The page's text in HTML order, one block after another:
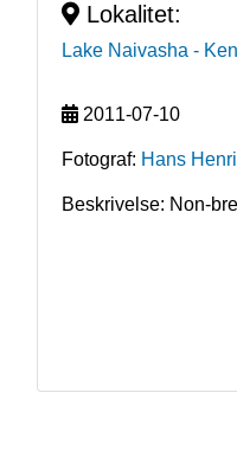
Lokalitet:
Lake Naivasha -
2011-07-10
Fotograf: Hans
Beskrivelse: Non-